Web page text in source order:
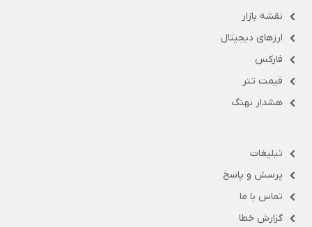
نقشه بازار
ارزهای دیجیتال
فارکس
قیمت تتر
هشدار نهنگ
تبلیغات
پرسش و پاسخ
تماس با ما
گزارش خطا